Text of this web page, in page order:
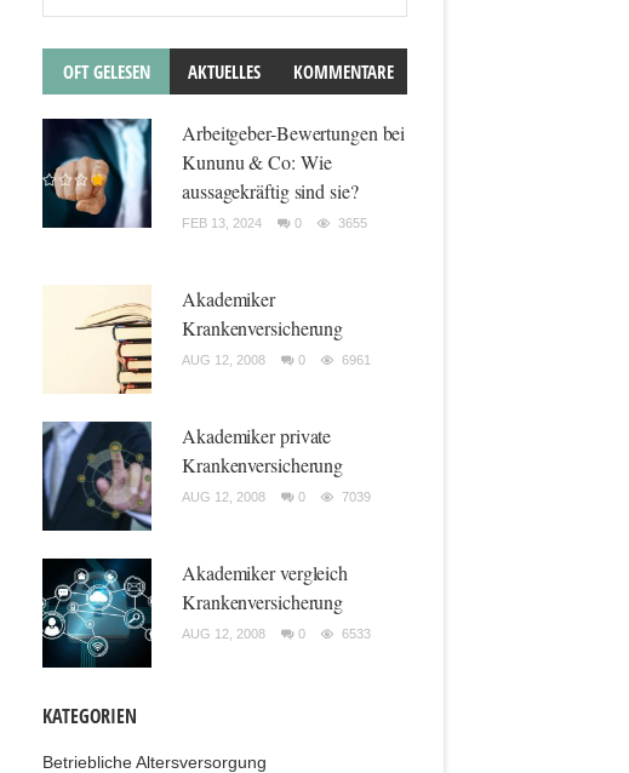
OFT GELESEN AKTUELLES KOMMENTARE
Arbeitgeber-Bewertungen bei
Kununu & Co: Wie
aussagekräftig sind sie?
FEB 13, 2024 0 3655
Akademiker
Krankenversicherung
AUG 12, 2008 0 6961
Akademiker private
Krankenversicherung
AUG 12, 2008 0 7039
Akademiker vergleich
Krankenversicherung
AUG 12, 2008 0 6533
KATEGORIEN
Betriebliche Altersversorgung